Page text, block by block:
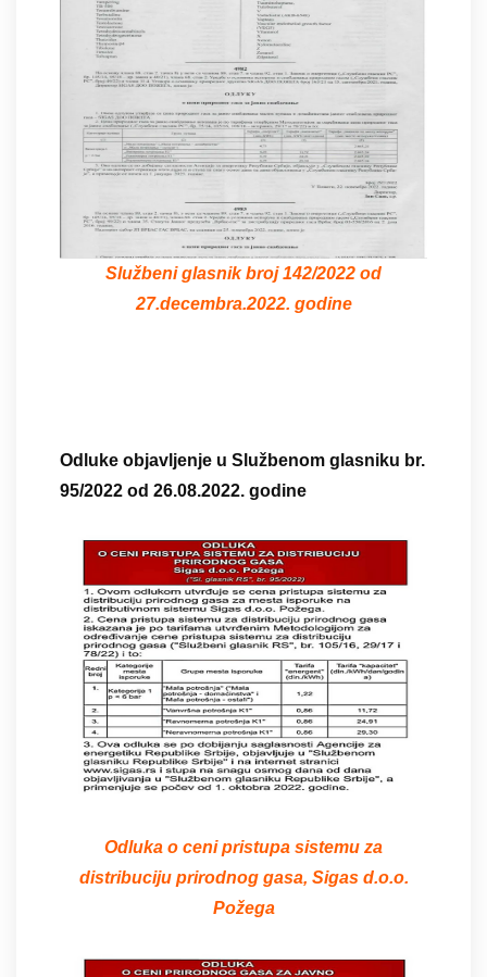
Službeni glasnik broj 142/2022 od
27.decembra.2022. godine
Odluke objavljenje u Službenom glasniku br.
95/2022 od 26.08.2022. godine
Odluka o ceni pristupa sistemu za
distribuciju prirodnog gasa, Sigas d.o.o.
Požega